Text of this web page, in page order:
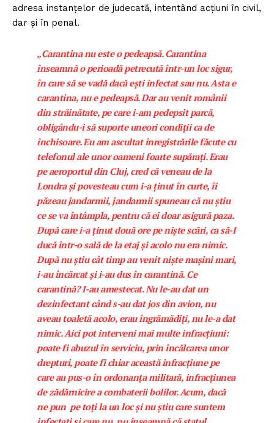
adresa instanțelor de judecată, intentând acțiuni în civil,
dar și în penal.
„Carantina nu este o pedeapsă. Carantina
înseamnă o perioadă petrecută într-un loc sigur,
în care să se vadă dacă ești infectat sau nu. Asta e
carantina, nu e pedeapsă. Dar au venit românii
din străinătate, pe care i-am pedepsit parcă,
obligându-i să suporte uneori condiții ca de
închisoare. Eu am ascultat înregistrările făcute cu
telefonul ale unor oameni foarte supărați. Erau
pe aeroportul din Cluj, cred că veneau de la
Londra și povesteau cum i-a ținut în curte, îi
păzeau jandarmii, jandarmii spuneau că nu știu
ce se va întâmpla, pentru că ei doar asigură paza.
După care i-a ținut două ore pe niște scări, ca să-I
ducă într-o sală de la etaj și acolo nu era nimic.
După nu știu cât timp au venit niște mașini mari,
i-au încărcat și i-au dus în carantină. Ce
carantină? I-au amestecat. Nu le-au dat un
dezinfectant când s-au dat jos din avion, nu
aveau toaletă acolo, erau îngrămădiți, nu le-a dat
nimic. Aici pot interveni mai multe infracțiuni:
poate fi abuzul în serviciu, prin încălcarea unor
drepturi, poate fi chiar această infracțiune pe
care au pus-o în ordonanța militară, infracțiunea
de zădărnicire a combaterii bolilor. Acum, dacă
ne pun pe toți la un loc și nu știu care suntem